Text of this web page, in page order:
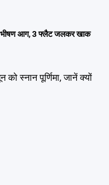
भीषण आग, 3 फ्लैट जलकर खाक